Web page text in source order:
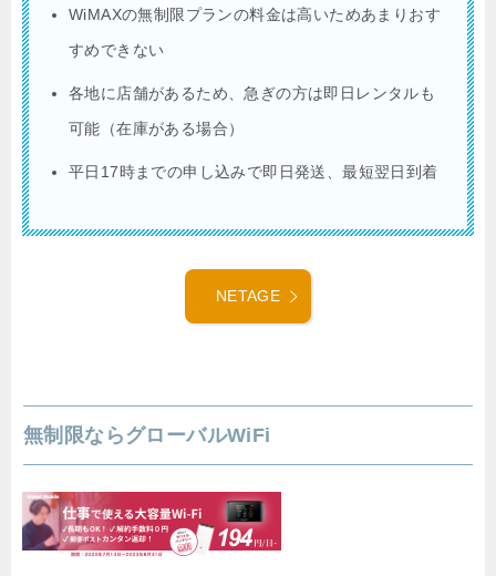
WiMAXの無制限プランの料金は高いためあまりおす
すめできない
各地に店舗があるため、急ぎの方は即日レンタルも
可能（在庫がある場合）
平日17時までの申し込みで即日発送、最短翌日到着
NETAGE
無制限ならグローバルWiFi